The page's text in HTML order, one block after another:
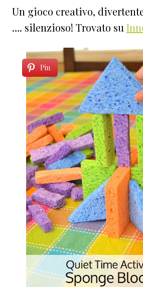
Un gioco creativo,
…. silenzioso! Trovato su
Pin